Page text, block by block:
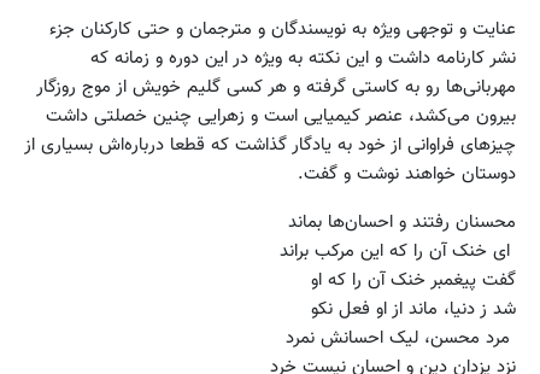
عنایت و توجهی ویژه به نویسندگان و مترجمان و حتی کارکنان جزء
نشر کارنامه داشت و این نکته به ویژه در این دوره و زمانه که
مهربانی‌ها رو به کاستی گرفته و هر کسی گلیم خویش از موج روزگار
بیرون می‌کشد، عنصر کیمیایی است و زهرایی چنین خصلتی داشت
چیزهای فراوانی از خود به یادگار گذاشت که قطعا درباره‌اش بسیاری از
دوستان خواهند نوشت و گفت.
محسنان رفتند و احسان‌ها بماند
ای خنک آن را که این مرکب براند
گفت پیغمبر خنک آن را که او
شد ز دنیا، ماند از او فعل نکو
مرد محسن، لیک احسانش نمرد
نزد یزدان دین و احسان نیست خرد